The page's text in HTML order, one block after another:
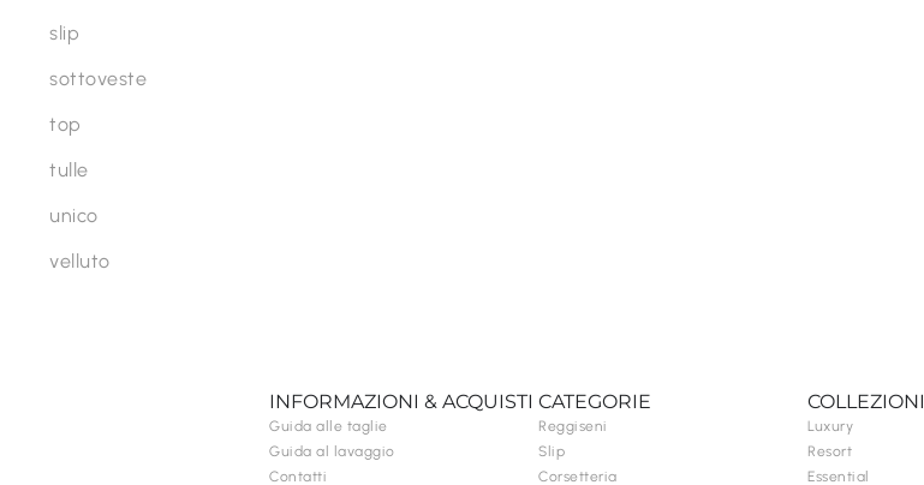
slip
sottoveste
top
tulle
unico
velluto
INFORMAZIONI & ACQUISTI
Guida alle taglie
Guida al lavaggio
Contatti
CATEGORIE
Reggiseni
Slip
Corsetteria
COLLEZIONI
Luxury
Resort
Essential